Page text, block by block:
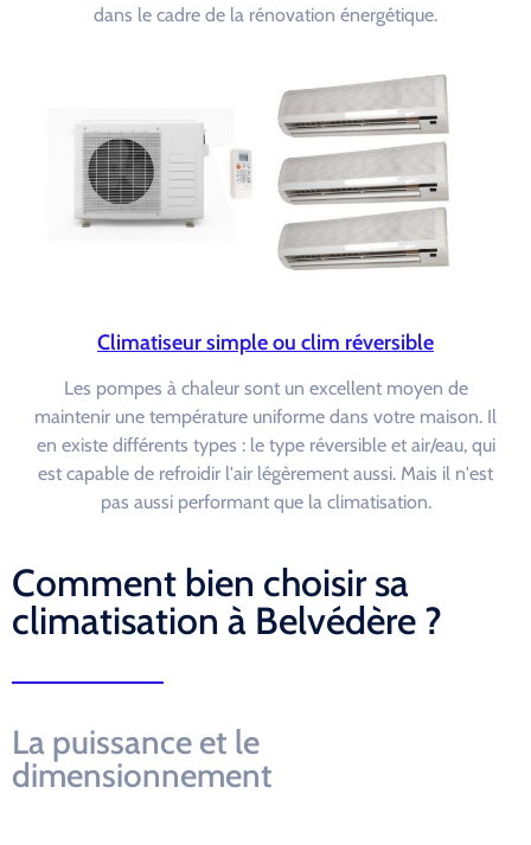
dans le cadre de la rénovation énergétique.
Climatiseur simple ou clim réversible
Les pompes à chaleur sont un excellent moyen de
maintenir une température uniforme dans votre maison. Il
en existe différents types : le type réversible et air/eau, qui
est capable de refroidir l'air légèrement aussi. Mais il n'est
pas aussi performant que la climatisation.
Comment bien choisir sa
climatisation à Belvédère ?
La puissance et le
dimensionnement